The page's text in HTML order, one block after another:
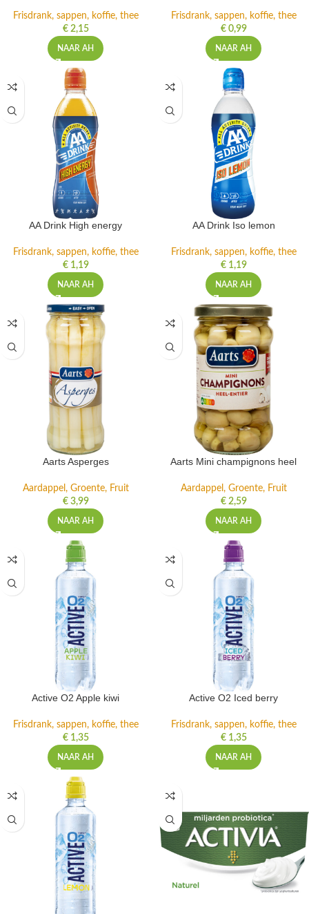
Frisdrank, sappen, koffie, thee
€2,15
NAAR AH
Frisdrank, sappen, koffie, thee
€0,99
NAAR AH
AA Drink High energy
Frisdrank, sappen, koffie, thee
€1,19
NAAR AH
AA Drink Iso lemon
Frisdrank, sappen, koffie, thee
€1,19
NAAR AH
Aarts Asperges
Aardappel, Groente, Fruit
€3,99
NAAR AH
Aarts Mini champignons heel
Aardappel, Groente, Fruit
€2,59
NAAR AH
Active O2 Apple kiwi
Frisdrank, sappen, koffie, thee
€1,35
NAAR AH
Active O2 Iced berry
Frisdrank, sappen, koffie, thee
€1,35
NAAR AH